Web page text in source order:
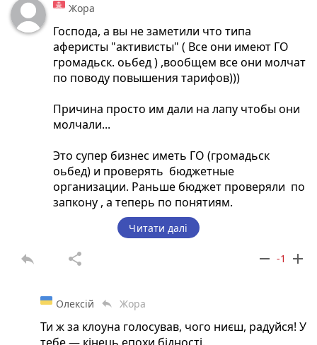
Жора
Господа, а вы не заметили что типа
аферисты "активисты" ( Все они имеют ГО
громадьск. оьбед ) ,вообщем все они молчат
по поводу повышения тарифов)))
Причина просто им дали на лапу чтобы они
молчали...
Это супер бизнес иметь ГО (громадьск
оьбед) и проверять бюджетные
организации. Раньше бюджет проверяли по
запкону , а теперь по понятиям.
Среди этих аферистов много истеричек( они
кстати вс еженского пола). Бига, Шайда,
Шмириасова,Шалиновскеая, даже сама
чувихам хорошо сделали , и они молчат))))
-------------
Читати далі
reply share remove -1 add
Олексій reply Жора
Ти ж за клоуна голосував, чого ниєш, радуйся! У
тебе — кінець епохи бідності.